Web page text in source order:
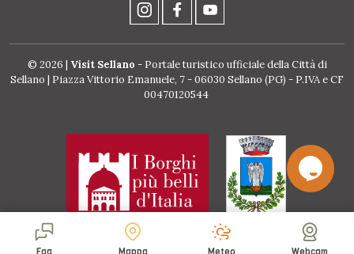
© 2026 | Visit Sellano - Portale turistico ufficiale della Città di
Sellano | Piazza Vittorio Emanuele, 7 - 06030 Sellano (PG) - P.IVA e CF
00470120544